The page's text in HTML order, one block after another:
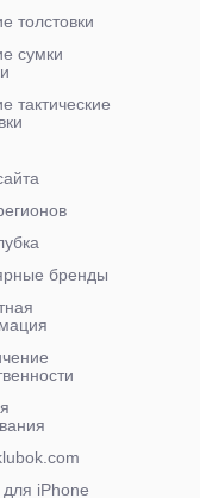
толстовки
сумки
тактические
бренды
для iPhone